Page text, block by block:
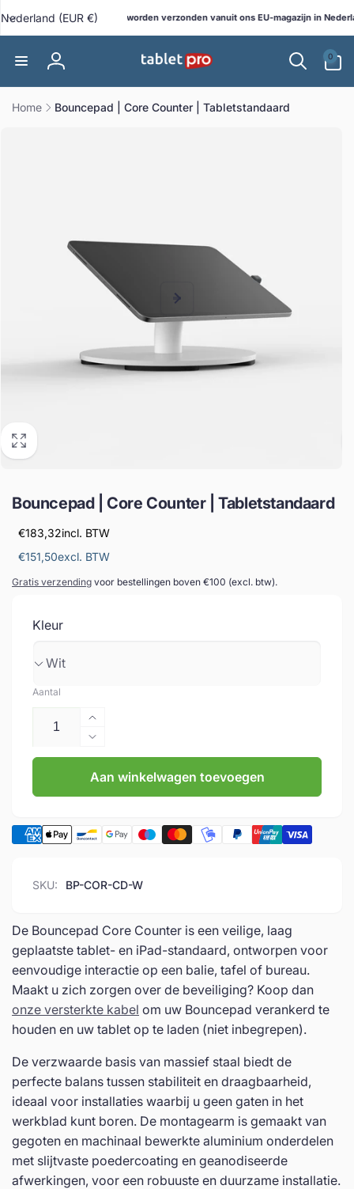
naar deAlle bestellingen worden verzonden vanuit ons EU-magazijn in
L
a
Nederland (EUR €)
Inloggen
0
artikelen
Home
Bouncepad | Core Counter | Tabletstandaard
Bouncepad | Core Counter | Tabletstandaard
€183,32incl. BTW
€151,50excl. BTW
Gratis verzending voor bestellingen boven €100 (excl. btw).
Kleur
Aantal
Aantal
verhogen
voor
Bouncepad
|
Aantal
verlagen
voor
Bouncepad
Core
Counter
Aan winkelwagen toevoegen
SKU: BP-COR-CD-W
De Bouncepad Core Counter is een veilige, laag
geplaatste tablet- en iPad-standaard, ontworpen voor
eenvoudige interactie op een balie, tafel of bureau.
Maakt u zich zorgen over de beveiliging? Koop dan
onze versterkte kabel om uw Bouncepad verankerd te
houden en uw tablet op te laden (niet inbegrepen).
De verzwaarde basis van massief staal biedt de
perfecte balans tussen stabiliteit en draagbaarheid,
ideaal voor installaties waarbij u geen gaten in het
werkblad kunt boren. De montagearm is gemaakt van
gegoten en machinaal bewerkte aluminium onderdelen
met slijtvaste poedercoating en geanodiseerde
afwerkingen, voor een robuuste en duurzame installatie.